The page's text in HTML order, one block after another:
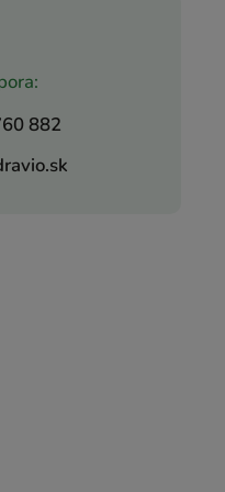
882